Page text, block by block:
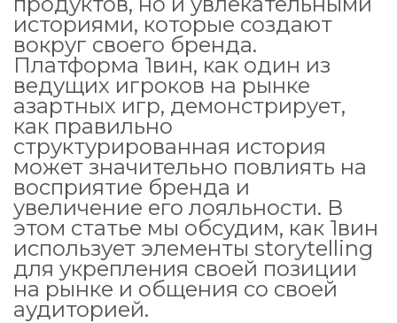
историями, которые создают
вокруг своего бренда.
Платформа 1вин, как один из
ведущих игроков на рынке
азартных игр, демонстрирует,
как правильно
структурированная история
может значительно повлиять на
восприятие бренда и
увеличение его лояльности. В
этом статье мы обсудим, как 1вин
использует элементы storytelling
для укрепления своей позиции
на рынке и общения со своей
аудиторией.